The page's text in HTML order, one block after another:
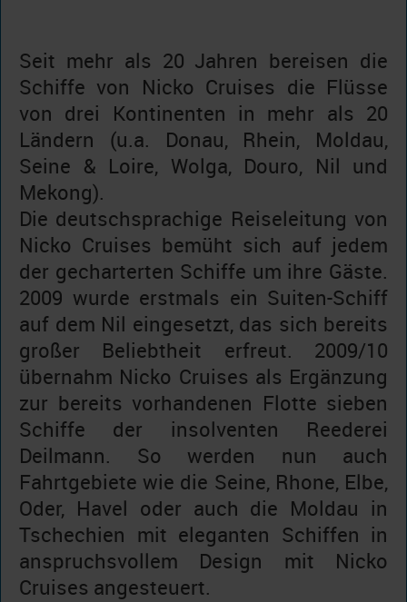
Seit mehr als 20 Jahren bereisen die
Schiffe von Nicko Cruises die Flüsse
von drei Kontinenten in mehr als 20
Ländern (u.a. Donau, Rhein, Moldau,
Seine & Loire, Wolga, Douro, Nil und
Mekong).
Die deutschsprachige Reiseleitung von
Nicko Cruises bemüht sich auf jedem
der gecharterten Schiffe um ihre Gäste.
2009 wurde erstmals ein Suiten-Schiff
auf dem Nil eingesetzt, das sich bereits
großer Beliebtheit erfreut. 2009/10
übernahm Nicko Cruises als Ergänzung
zur bereits vorhandenen Flotte sieben
Schiffe der insolventen Reederei
Deilmann. So werden nun auch
Fahrtgebiete wie die Seine, Rhone, Elbe,
Oder, Havel oder auch die Moldau in
Tschechien mit eleganten Schiffen in
anspruchsvollem Design mit Nicko
Cruises angesteuert.